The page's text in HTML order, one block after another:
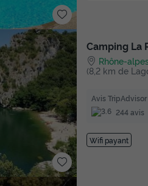
Camping La
Rhône-
(8,2 km de
Avis TripAdvisor
244 avis
Wifi payant